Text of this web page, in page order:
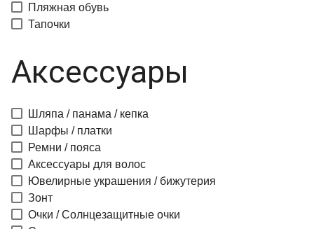
Пляжная обувь
Тапочки
Аксессуары
Шляпа / панама / кепка
Шарфы / платки
Ремни / пояса
Аксессуары для волос
Ювелирные украшения / бижутерия
Зонт
Очки / Солнцезащитные очки